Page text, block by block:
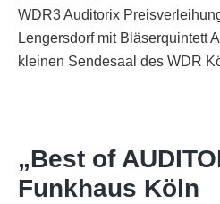
WDR3 Auditorix
Lengersdorf mit Bläserquintett
kleinen Sendesaal des WDR
„Best of
Funkhaus Köln